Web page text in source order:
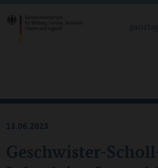
Geschwister-
13.06.2023